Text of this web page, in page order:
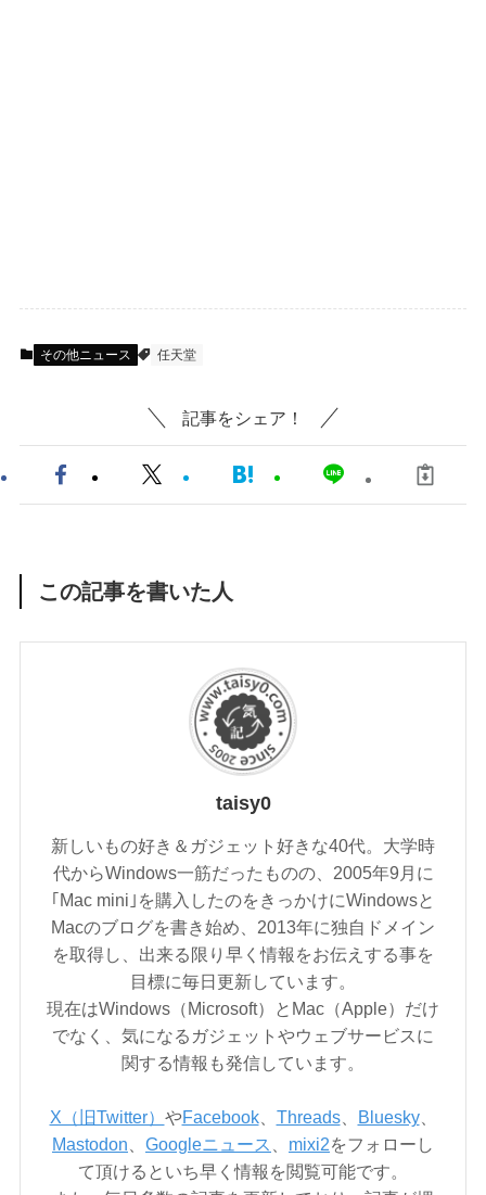
その他ニュース 任天堂
記事をシェア！
この記事を書いた人
taisy0
新しいもの好き＆ガジェット好きな40代。大学時
代からWindows一筋だったものの、2005年9月に
｢Mac mini｣を購入したのをきっかけにWindowsと
Macのブログを書き始め、2013年に独自ドメイン
を取得し、出来る限り早く情報をお伝えする事を
目標に毎日更新しています。
現在はWindows（Microsoft）とMac（Apple）だけ
でなく、気になるガジェットやウェブサービスに
関する情報も発信しています。
X（旧Twitter） やFacebook、 Threads、 Bluesky、
Mastodon
Googleニュース mixi2をフォローし
て頂けるといち早く情報を閲覧可能です。